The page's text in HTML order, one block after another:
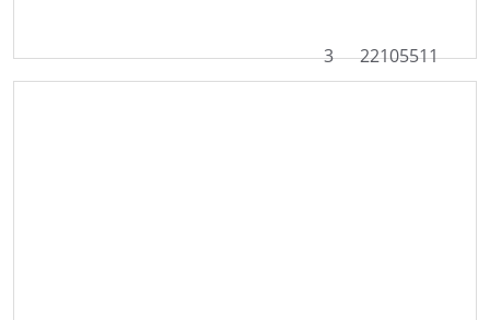
22105511
3